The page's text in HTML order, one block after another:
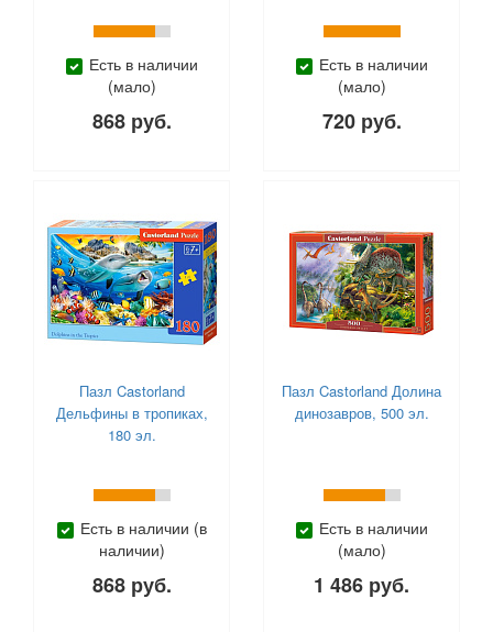
Есть в наличии
(мало)
868 руб.
Есть в наличии
(мало)
720 руб.
Пазл Castorland
Дельфины в тропиках,
180 эл.
Есть в наличии (в
наличии)
868 руб.
Пазл Castorland Долина
динозавров, 500 эл.
Есть в наличии
(мало)
1 486 руб.